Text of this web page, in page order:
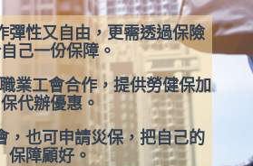
彈性又自由，更需透過保險
己一份保障。
業工會合作，提供勞健保加
保代辦優惠。
，也可申請災保，把自己的
保障顧好。